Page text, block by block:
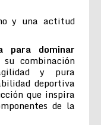
y una actitud
para dominar
combinación
y pura
deportiva
que inspira
de la